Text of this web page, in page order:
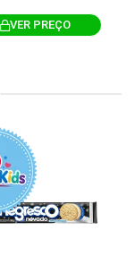
VER PREÇO